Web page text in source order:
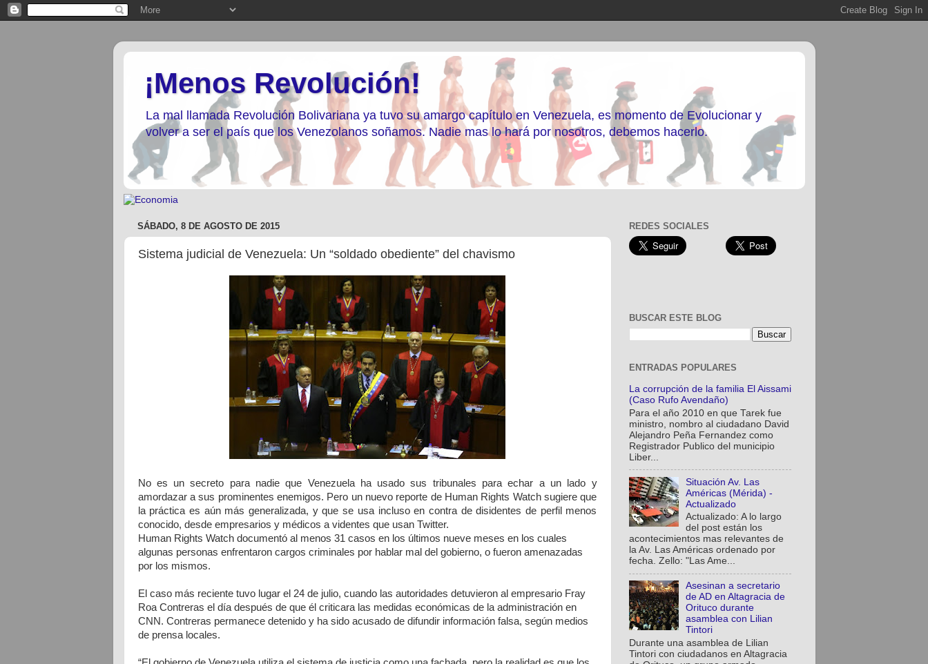
¡Menos Revolución!
La mal llamada Revolución Bolivariana ya tuvo su amargo capítulo en Venezuela, es momento de Evolucionar y
volver a ser el país que los Venezolanos soñamos. Nadie mas lo hará por nosotros, debemos hacerlo.
SÁBADO, 8 DE AGOSTO DE 2015
Sistema judicial de Venezuela: Un “soldado obediente” del chavismo
No es un secreto para nadie que Venezuela ha usado sus tribunales para echar a un lado y
amordazar a sus prominentes enemigos. Pero un nuevo reporte de Human Rights Watch sugiere que
la práctica es aún más generalizada, y que se usa incluso en contra de disidentes de perfil menos
conocido, desde empresarios y médicos a videntes que usan Twitter.
Human Rights Watch documentó al menos 31 casos en los últimos nueve meses en los cuales
algunas personas enfrentaron cargos criminales por hablar mal del gobierno, o fueron amenazadas
por los mismos.
El caso más reciente tuvo lugar el 24 de julio, cuando las autoridades detuvieron al empresario Fray
Roa Contreras el día después de que él criticara las medidas económicas de la administración en
CNN. Contreras permanece detenido y ha sido acusado de difundir información falsa, según medios
de prensa locales.
REDES SOCIALES
BUSCAR ESTE BLOG
ENTRADAS POPULARES
La corrupción de la familia El Aissami
(Caso Rufo Avendaño)
Para el año 2010 en que Tarek fue
ministro, nombro al ciudadano David
Alejandro Peña Fernandez como
Registrador Publico del municipio
Liber...
Situación Av. Las
Américas (Mérida) -
Actualizado
Actualizado: A lo largo
del post están los
acontecimientos mas relevantes de
la Av. Las Américas ordenado por
fecha. Zello: "Las Ame...
Asesinan a secretario
de AD en Altagracia de
Orituco durante
asamblea con Lilian
Tintori
Durante una asamblea de Lilian
Tintori con ciudadanos en Altagracia